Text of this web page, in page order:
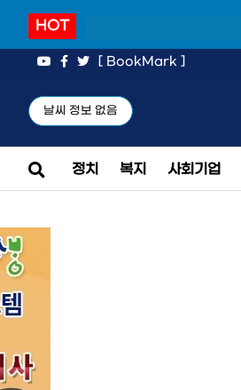
HOT
[ BookMark ]
날씨 정보 없음
정치 복지 사회기업